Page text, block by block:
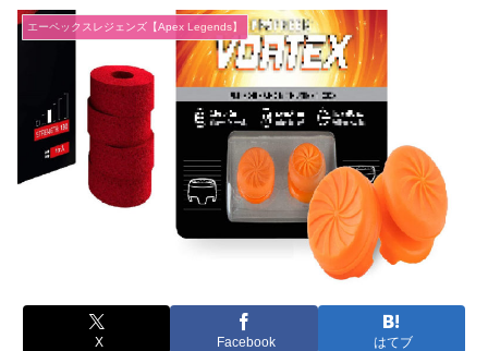
エーペックスレジェンズ【Apex Legends】
X Facebook はてブ